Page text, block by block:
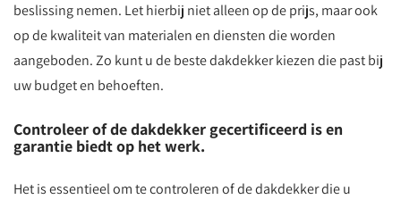
beslissing nemen. Let hierbij niet alleen op de prijs, maar ook
op de kwaliteit van materialen en diensten die worden
aangeboden. Zo kunt u de beste dakdekker kiezen die past bij
uw budget en behoeften.
Controleer of de dakdekker gecertificeerd is en
garantie biedt op het werk.
Het is essentieel om te controleren of de dakdekker die u